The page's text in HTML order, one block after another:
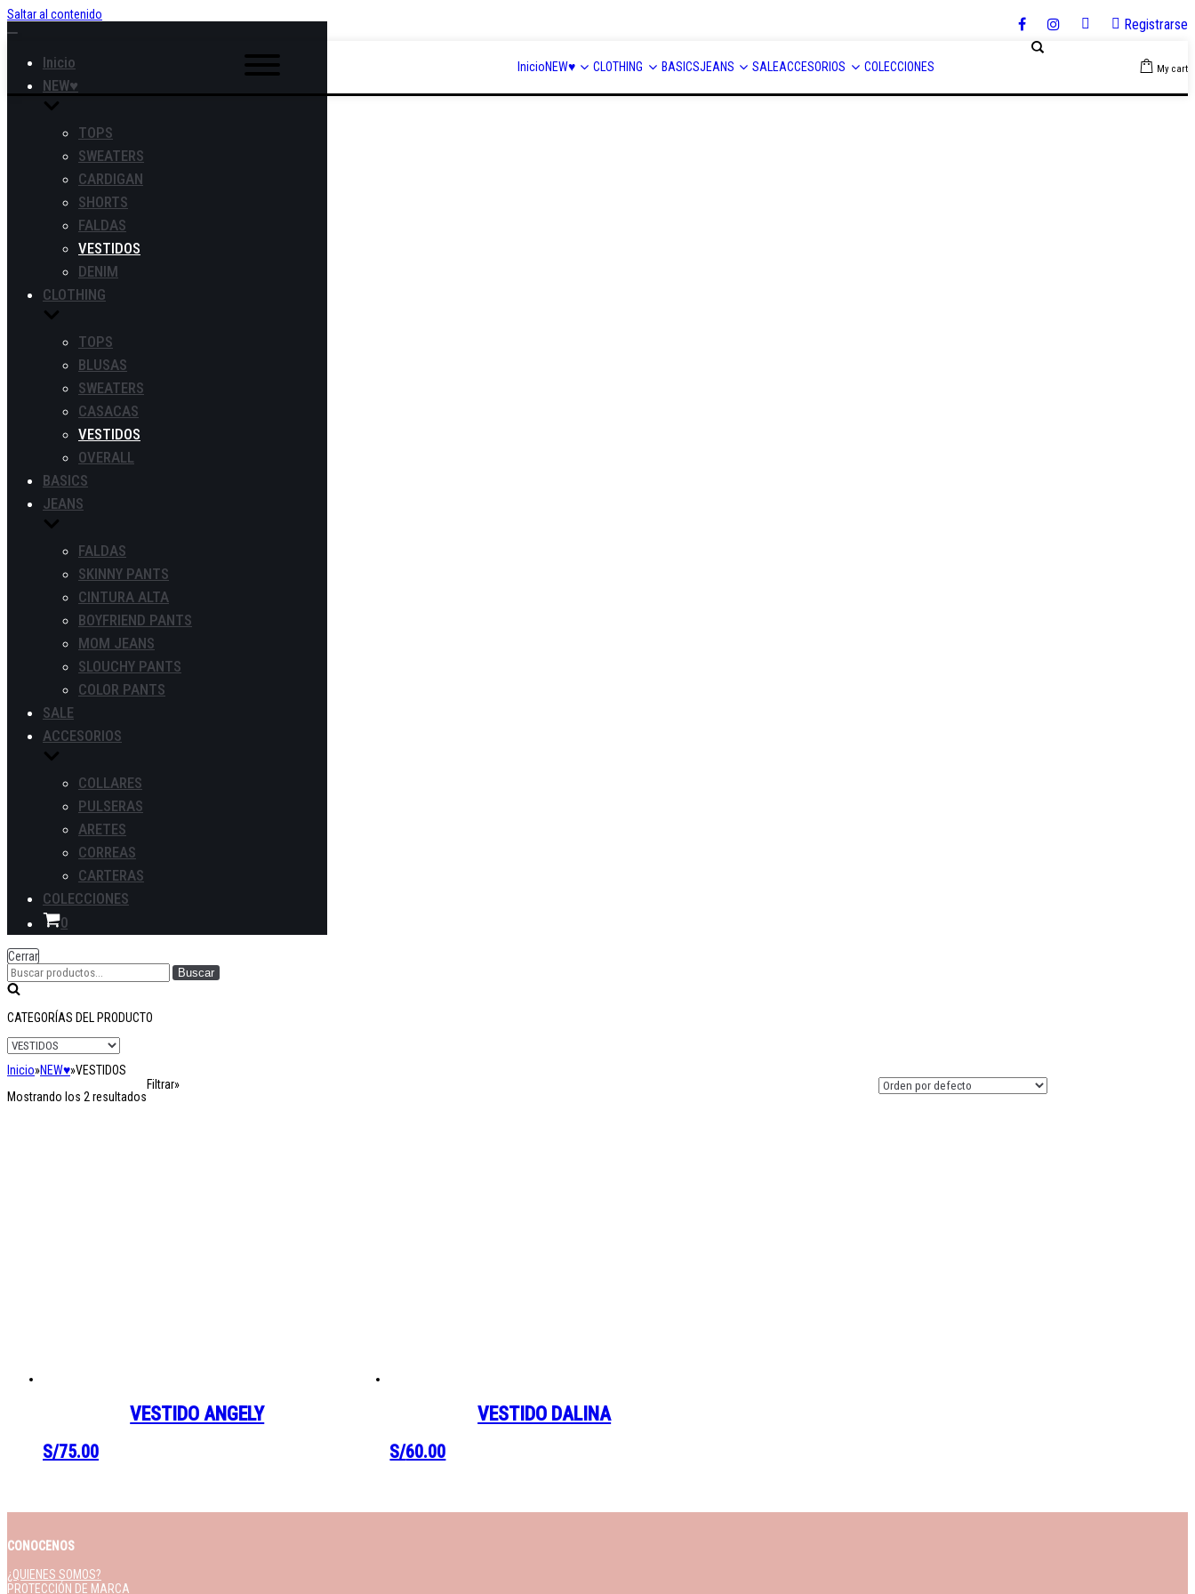
Registrarse
InicioNEW♥ CLOTHING BASICSJEANS SALEACCESORIOS COLECCIONES My cart
Saltar al contenido
navegación
Inicio
NEW♥
TOPS
SWEATERS
CARDIGAN
SHORTS
FALDAS
VESTIDOS
DENIM
CLOTHING
TOPS
BLUSAS
SWEATERS
CASACAS
VESTIDOS
OVERALL
BASICS
JEANS
FALDAS
SKINNY PANTS
CINTURA ALTA
BOYFRIEND PANTS
MOM JEANS
SLOUCHY PANTS
COLOR PANTS
SALE
ACCESORIOS
COLLARES
PULSERAS
ARETES
CORREAS
CARTERAS
COLECCIONES
Carrito
0
Cerrar
Buscar
por:
Buscar
CATEGORÍAS DEL PRODUCTO
Inicio»NEW♥»VESTIDOS
Mostrando los 2 resultados
Filtrar»
VESTIDO ANGELY
S/75.00
VESTIDO DALINA
S/60.00
CONOCENOS
¿QUIENES SOMOS?
PROTECCIÓN DE MARCA